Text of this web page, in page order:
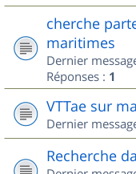
cherche
maritimes
Dernier
Réponses : 1
VTTae sur
Dernier
Recherche